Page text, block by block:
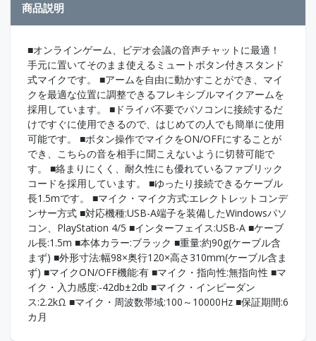
商品説明
■オンラインゲーム、ビデオ会議の音声チャットに最適！
手元に置いてそのまま使えるミュートボタン付きスタンド
式マイクです。 ■アームを自由に動かすことができ、マイ
クを最適な位置に調整できるフレキシブルマイクアームを
採用しています。 ■ドライバ不要でパソコンに接続するだ
けですぐに使用できるので、はじめての人でも簡単に使用
可能です。 ■ボタン操作でマイクをON/OFFにすることが
でき、こちらの音を相手に聞こえないように切替可能で
す。 ■絡まりにくく、耐久性にも優れているファブリック
コードを採用しています。 ■ゆったり接続できるケーブル
長1.5mです。 ■マイク・マイク方式:エレクトレットコンデ
ンサー方式 ■対応機種:USB-A端子を装備したWindowsパソ
コン、PlayStation 4/5 ■インターフェイス:USB-A ■ケーブ
ル長:1.5m ■本体カラー:ブラック ■重量:約90g(ケーブル含
まず) ■外形寸法:幅98×奥行120×高さ310mm(ケーブル含ま
ず) ■マイクON/OFF機能:有 ■マイク・指向性:無指向性 ■マ
イク・入力感度:-42db±2db ■マイク・インピーダン
ス:2.2kΩ ■マイク・周波数帯域:100～10000Hz ■保証期間:6
カ月